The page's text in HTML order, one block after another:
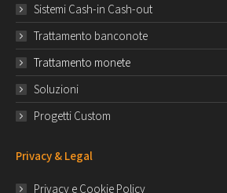
Sistemi Cash-in Cash-out
Trattamento banconote
Trattamento monete
Soluzioni
Progetti Custom
Privacy & Legal
Privacy e Cookie Policy